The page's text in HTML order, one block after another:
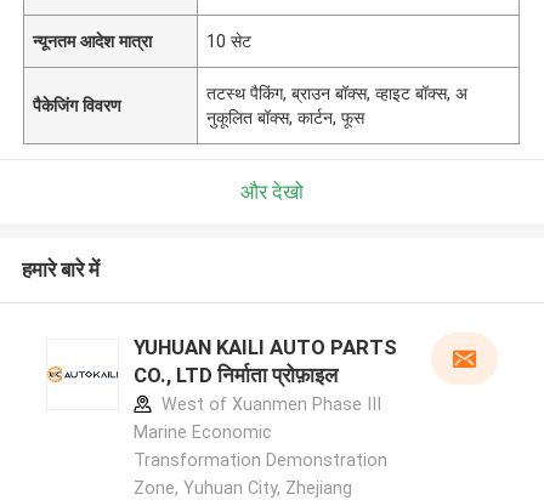
न्यूनतम आदेश मात्रा 10 सेट
पैकेजिंग विवरण
तटस्थ पैकिंग, ब्राउन बॉक्स, व्हाइट बॉक्स, अ
नुकूलित बॉक्स, कार्टन, फूस
और देखो
हमारे बारे में
YUHUAN KAILI AUTO PARTS
CO., LTD निर्माता प्रोफ़ाइल
West of Xuanmen Phase III
Marine Economic
Transformation Demonstration
Zone, Yuhuan City, Zhejiang